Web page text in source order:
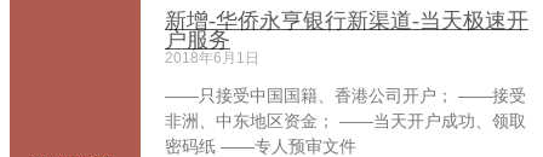
新增-华侨永亨银行新渠道-当天极速开
户服务
2018年6月1日
——只接受中国国籍、香港公司开户； ——接受
非洲、中东地区资金； ——当天开户成功、领取
密码纸 ——专人预审文件